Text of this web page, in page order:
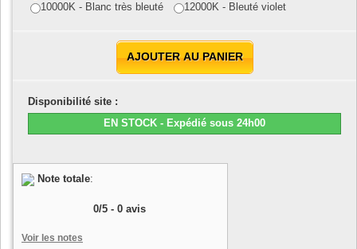
10000K - Blanc très bleuté
12000K - Bleuté violet
AJOUTER AU PANIER
Disponibilité site :
EN STOCK - Expédié sous 24h00
Note totale:
0/5 - 0 avis
Voir les notes